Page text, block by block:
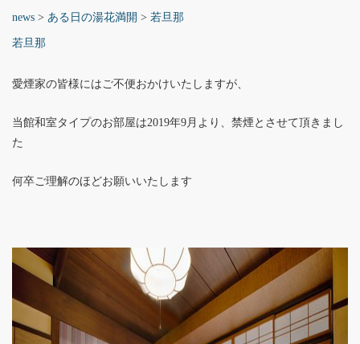
news > ある日の湯花満開 > 若旦那
若旦那
愛煙家の皆様にはご不便おかけいたしますが、
当館和室タイプのお部屋は2019年9月より、禁煙とさせて頂きまし
た
何卒ご理解のほどお願いいたします